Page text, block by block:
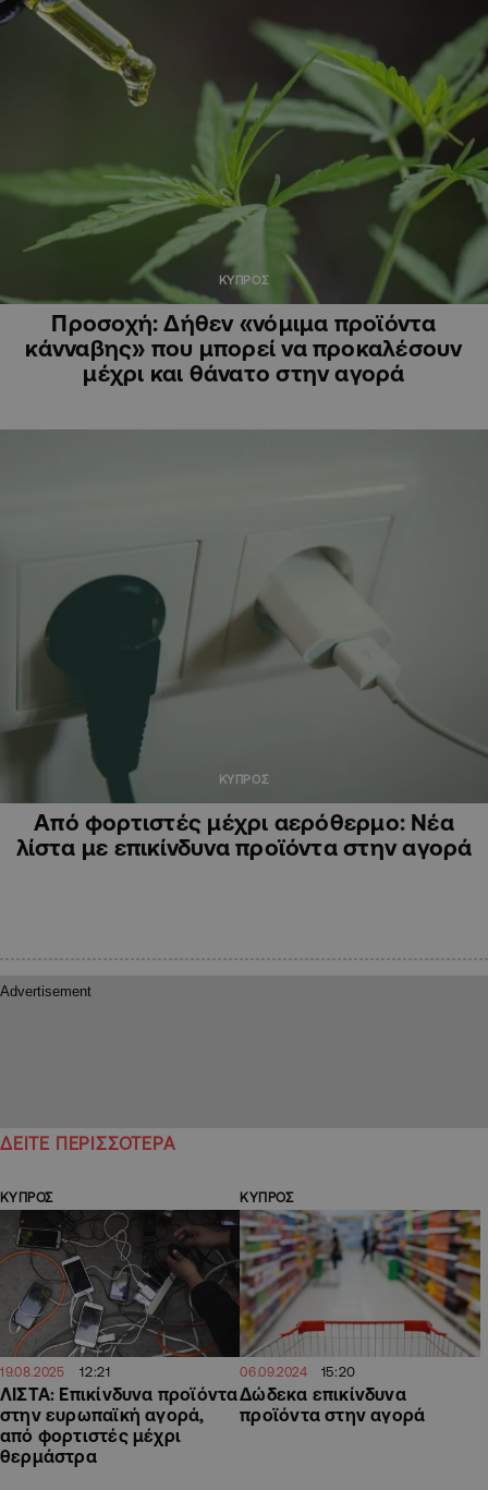
ΚΥΠΡΟΣ
Προσοχή: Δήθεν «νόμιμα προϊόντα
κάνναβης» που μπορεί να προκαλέσουν
μέχρι και θάνατο στην αγορά
ΚΥΠΡΟΣ
Από φορτιστές μέχρι αερόθερμο: Νέα
λίστα με επικίνδυνα προϊόντα στην αγορά
ΔΕΙΤΕ ΠΕΡΙΣΣΟΤΕΡΑ
ΚΥΠΡΟΣ
19.08.2025 12:21
ΛΙΣΤΑ: Επικίνδυνα προϊόντα
στην ευρωπαϊκή αγορά,
από φορτιστές μέχρι
θερμάστρα
ΚΥΠΡΟΣ
06.09.2024 15:20
Δώδεκα επικίνδυνα
προϊόντα στην αγορά